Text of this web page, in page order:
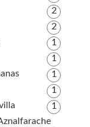
2
2
1
1
1
1
1